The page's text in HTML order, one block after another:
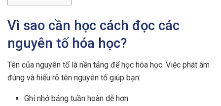
Vì sao cần học cách đọc các
nguyên tố hóa học?
Tên của nguyên tố là nền tảng để học hóa học. Việc phát âm
đúng và hiểu rõ tên nguyên tố giúp bạn:
Ghi nhớ bảng tuần hoàn dễ hơn